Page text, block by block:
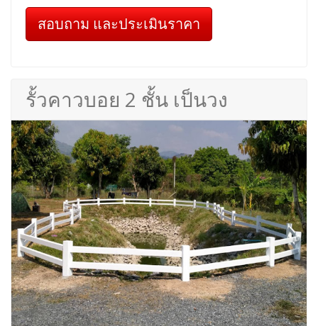
สอบถาม และประเมินราคา
รั้วคาวบอย 2 ชั้น เป็นวง